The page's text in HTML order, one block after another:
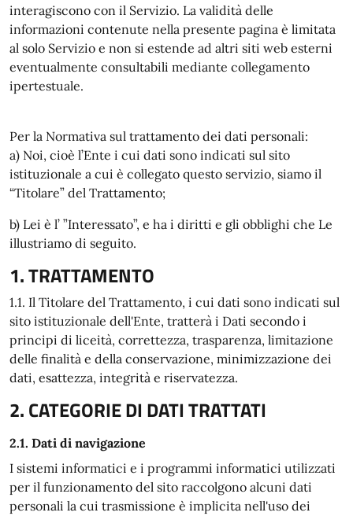
interagiscono con il Servizio. La validità delle
informazioni contenute nella presente pagina è limitata
al solo Servizio e non si estende ad altri siti web esterni
eventualmente consultabili mediante collegamento
ipertestuale.
Per la Normativa sul trattamento dei dati personali:
a) Noi, cioè l’Ente i cui dati sono indicati sul sito
istituzionale a cui è collegato questo servizio, siamo il
“Titolare” del Trattamento;
b) Lei è l’ ”Interessato”, e ha i diritti e gli obblighi che Le
illustriamo di seguito.
1. TRATTAMENTO
1.1. Il Titolare del Trattamento, i cui dati sono indicati sul
sito istituzionale dell'Ente, tratterà i Dati secondo i
principi di liceità, correttezza, trasparenza, limitazione
delle finalità e della conservazione, minimizzazione dei
dati, esattezza, integrità e riservatezza.
2. CATEGORIE DI DATI TRATTATI
2.1. Dati di navigazione
I sistemi informatici e i programmi informatici utilizzati
per il funzionamento del sito raccolgono alcuni dati
personali la cui trasmissione è implicita nell'uso dei